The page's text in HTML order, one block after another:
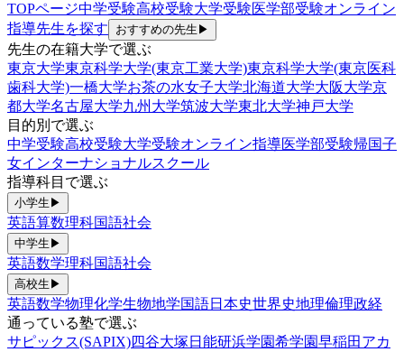
TOPページ中学受験高校受験大学受験医学部受験オンライン
指導先生を探す おすすめの先生 ▶
先生の在籍大学で選ぶ
東京大学東京科学大学(東京工業大学)東京科学大学(東京医科
歯科大学)一橋大学お茶の水女子大学北海道大学大阪大学京
都大学名古屋大学九州大学筑波大学東北大学神戸大学
目的別で選ぶ
中学受験高校受験大学受験オンライン指導医学部受験帰国子
女インターナショナルスクール
指導科目で選ぶ
小学生 ▶
英語算数理科国語社会
中学生 ▶
英語数学理科国語社会
高校生 ▶
英語数学物理化学生物地学国語日本史世界史地理倫理政経
通っている塾で選ぶ
サピックス(SAPIX)四谷大塚 日能研浜学園希学園早稲田アカ